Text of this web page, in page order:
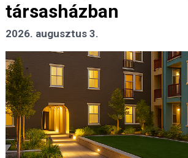
társasházban
2026. augusztus 3.